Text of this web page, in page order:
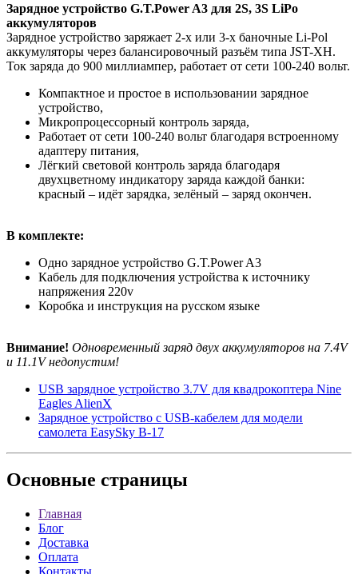
Зарядное устройство G.T.Power A3 для 2S, 3S LiPo
аккумуляторов
Зарядное устройство заряжает 2-х или 3-х баночные Li-Pol
аккумуляторы через балансировочный разъём типа JST-XH.
Ток заряда до 900 миллиампер, работает от сети 100-240 вольт.
Компактное и простое в использовании зарядное
устройство,
Микропроцессорный контроль заряда,
Работает от сети 100-240 вольт благодаря встроенному
адаптеру питания,
Лёгкий световой контроль заряда благодаря
двухцветному индикатору заряда каждой банки:
красный – идёт зарядка, зелёный – заряд окончен.
В комплекте:
Одно зарядное устройство G.T.Power A3
Кабель для подключения устройства к источнику
напряжения 220v
Коробка и инструкция на русском языке
Внимание! Одновременный заряд двух аккумуляторов на 7.4V
и 11.1V недопустим!
USB зарядное устройство 3.7V для квадрокоптера Nine
Eagles AlienX
Зарядное устройство с USB-кабелем для модели
самолета EasySky B-17
Основные страницы
Главная
Блог
Доставка
Оплата